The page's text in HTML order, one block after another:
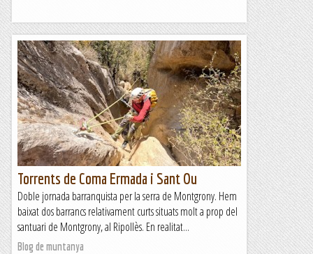
Torrents de Coma Ermada i Sant Ou
Doble jornada barranquista per la serra de Montgrony. Hem
baixat dos barrancs relativament curts situats molt a prop del
santuari de Montgrony, al Ripollès. En realitat...
Blog de muntanya